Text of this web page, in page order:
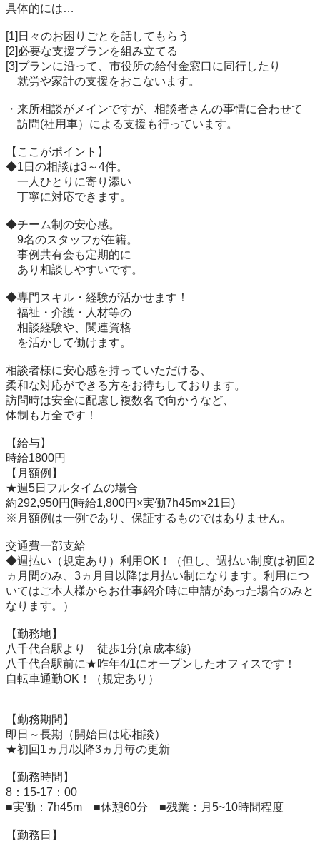
具体的には…
[1]日々のお困りごとを話してもらう
[2]必要な支援プランを組み立てる
[3]プランに沿って、市役所の給付金窓口に同行したり
就労や家計の支援をおこないます。
・来所相談がメインですが、相談者さんの事情に合わせて
訪問(社用車）による支援も行っています。
【ここがポイント】
◆1日の相談は3～4件。
一人ひとりに寄り添い
丁寧に対応できます。
◆チーム制の安心感。
9名のスタッフが在籍。
事例共有会も定期的に
あり相談しやすいです。
◆専門スキル・経験が活かせます！
福祉・介護・人材等の
相談経験や、関連資格
を活かして働けます。
相談者様に安心感を持っていただける、
柔和な対応ができる方をお待ちしております。
訪問時は安全に配慮し複数名で向かうなど、
体制も万全です！
【給与】
時給1800円
【月額例】
★週5日フルタイムの場合
約292,950円(時給1,800円×実働7h45m×21日)
※月額例は一例であり、保証するものではありません。
交通費一部支給
◆週払い（規定あり）利用OK！（但し、週払い制度は初回2
ヵ月間のみ、3ヵ月目以降は月払い制になります。利用につ
いてはご本人様からお仕事紹介時に申請があった場合のみと
なります。）
【勤務地】
八千代台駅より　徒歩1分(京成本線)
八千代台駅前に★昨年4/1にオープンしたオフィスです！
自転車通勤OK！（規定あり）
【勤務期間】
即日～長期（開始日は応相談）
★初回1ヵ月/以降3ヵ月毎の更新
【勤務時間】
8：15-17：00
■実働：7h45m　■休憩60分　■残業：月5~10時間程度
【勤務日】